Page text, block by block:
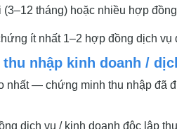
tháng) hoặc nhiều hợp
ít nhất 1–2 hợp đồng dịch vụ
nhập kinh doanh /
nhất — chứng minh thu nhập đã
dịch vụ / kinh doanh độc lập